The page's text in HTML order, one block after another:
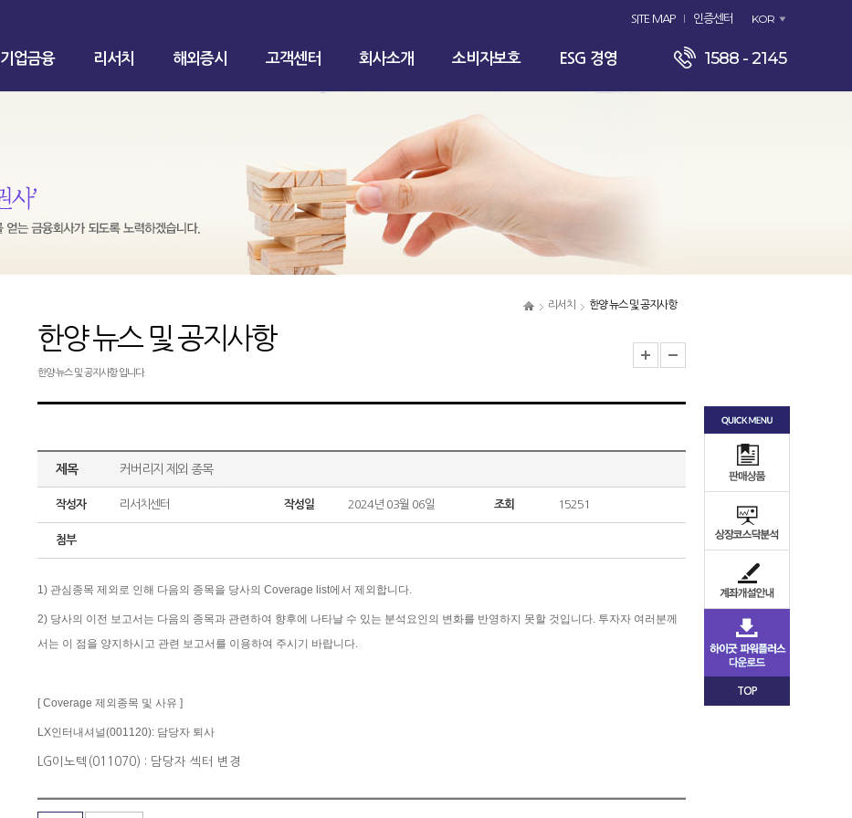
SITE MAP 인증센터 KOR
기업금융 리서치 해외증시 고객센터 회사소개 소비자보호 ESG 경영 1588 - 2145
리서치 한양 뉴스 및 공지사항
한양 뉴스 및 공지사항
한양 뉴스 및 공지사항 입니다.
제목 커버리지 제외 종목
작성자 리서치센터 작성일 2024년 03월 06일 조회 15251
첨부
1) 관심종목 제외로 인해 다음의 종목을 당사의 Coverage list에서 제외합니다.
2) 당사의 이전 보고서는 다음의 종목과 관련하여 향후에 나타날 수 있는 분석요인의 변화를 반영하지 못할 것입니다. 투자자 여러분께
서는 이 점을 양지하시고 관련 보고서를 이용하여 주시기 바랍니다.
[ Coverage 제외종목 및 사유 ]
LX인터내셔널(001120): 담당자 퇴사
LG이노텍(011070) : 담당자 섹터 변경
TOP